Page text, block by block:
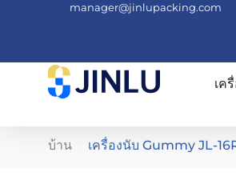
manager@jinlupacking.com
เค
บ้าน เครื่องนับ Gummy JL-